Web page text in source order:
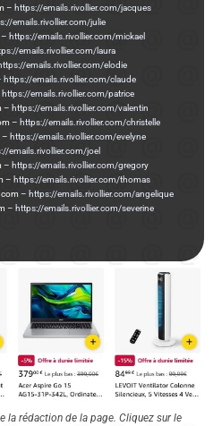
– https://emails.rivollier.com/jacques
emails.rivollier.com/julie
– https://emails.rivollier.com/mickael
emails.rivollier.com/laura
emails.rivollier.com/elodie
https://emails.rivollier.com/claude
https://emails.rivollier.com/patrice
– https://emails.rivollier.com/valentin
– https://emails.rivollier.com/christelle
– https://emails.rivollier.com/evelyne
emails.rivollier.com/joel
– https://emails.rivollier.com/gregory
– https://emails.rivollier.com/thomas
– https://emails.rivollier.com/angelique
– https://emails.rivollier.com/severine
la rédaction de la page. Cliquez sur le